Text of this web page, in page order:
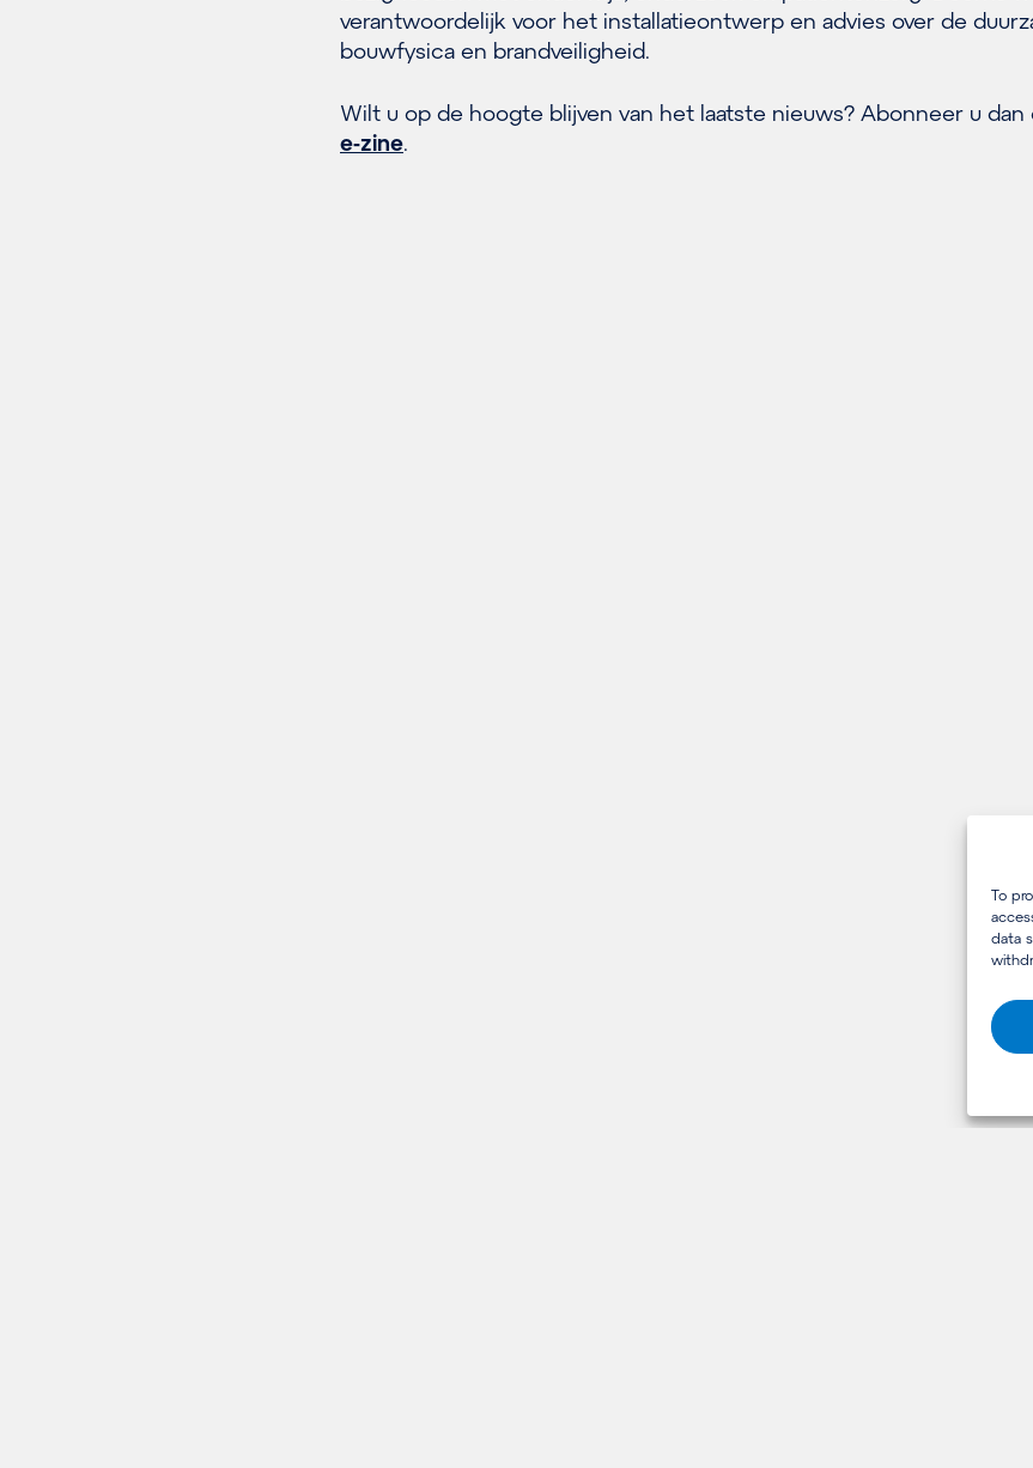
To
data
verantwoordelijk voor het installatieontwerp en advies over de
bouwfysica en brandveiligheid.
Wilt u op de hoogte blijven van het laatste nieuws? Abonneer u dan
e-zine.